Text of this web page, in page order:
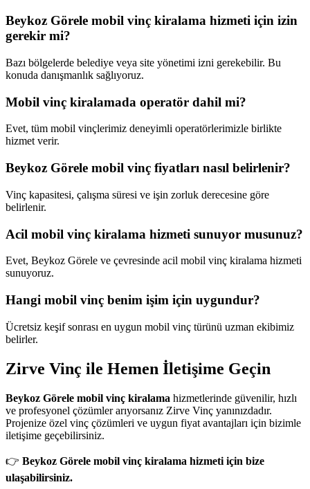
Beykoz Görele mobil vinç kiralama hizmeti için izin
gerekir mi?
Bazı bölgelerde belediye veya site yönetimi izni gerekebilir. Bu
konuda danışmanlık sağlıyoruz.
Mobil vinç kiralamada operatör dahil mi?
Evet, tüm mobil vinçlerimiz deneyimli operatörlerimizle birlikte
hizmet verir.
Beykoz Görele mobil vinç fiyatları nasıl belirlenir?
Vinç kapasitesi, çalışma süresi ve işin zorluk derecesine göre
belirlenir.
Acil mobil vinç kiralama hizmeti sunuyor musunuz?
Evet, Beykoz Görele ve çevresinde acil mobil vinç kiralama hizmeti
sunuyoruz.
Hangi mobil vinç benim işim için uygundur?
Ücretsiz keşif sonrası en uygun mobil vinç türünü uzman ekibimiz
belirler.
Zirve Vinç ile Hemen İletişime Geçin
Beykoz Görele mobil vinç kiralama hizmetlerinde güvenilir, hızlı
ve profesyonel çözümler arıyorsanız Zirve Vinç yanınızdadır.
Projenize özel vinç çözümleri ve uygun fiyat avantajları için bizimle
iletişime geçebilirsiniz.
👉 Beykoz Görele mobil vinç kiralama hizmeti için bize
ulaşabilirsiniz.